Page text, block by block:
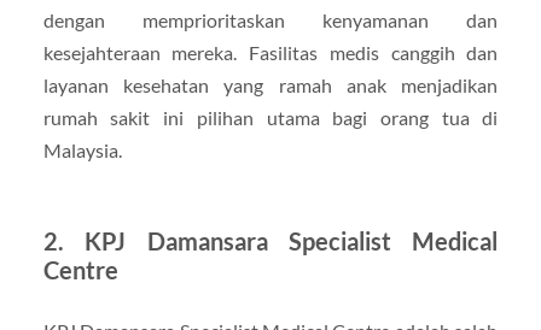
dengan memprioritaskan kenyamanan dan
kesejahteraan mereka. Fasilitas medis canggih dan
layanan kesehatan yang ramah anak menjadikan
rumah sakit ini pilihan utama bagi orang tua di
Malaysia.
2. KPJ Damansara Specialist Medical
Centre